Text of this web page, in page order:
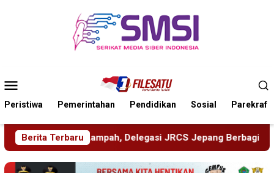
Mobile
Peristiwa Pemerintahan Pendidikan Sosial Parekraf
Berita Terbaru
Jepang Berbagi Pengetahuan di SDN Puger Kulon 01